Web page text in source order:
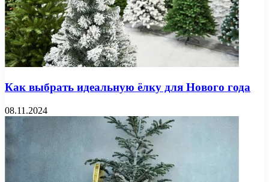
Как выбрать идеальную ёлку для Нового года
08.11.2024